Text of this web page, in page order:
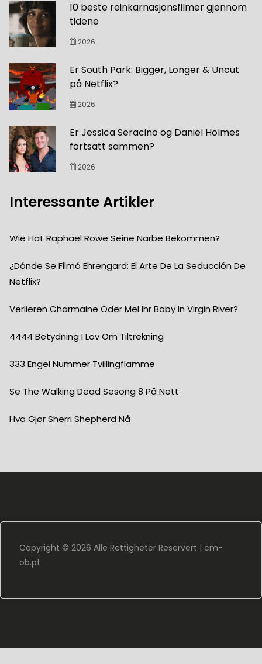
10 beste reinkarnasjonsfilmer gjennom
tidene
2026
Er South Park: Bigger, Longer & Uncut
på Netflix?
2026
Er Jessica Seracino og Daniel Holmes
fortsatt sammen?
2026
Interessante Artikler
Wie Hat Raphael Rowe Seine Narbe Bekommen?
¿Dónde Se Filmó Ehrengard: El Arte De La Seducción De
Netflix?
Verlieren Charmaine Oder Mel Ihr Baby In Virgin River?
4444 Betydning I Lov Om Tiltrekning
333 Engel Nummer Tvillingflamme
Se The Walking Dead Sesong 8 På Nett
Hva Gjør Sherri Shepherd Nå
Copyright © 2026 Alle Rettigheter Reservert | cm-
ob.pt